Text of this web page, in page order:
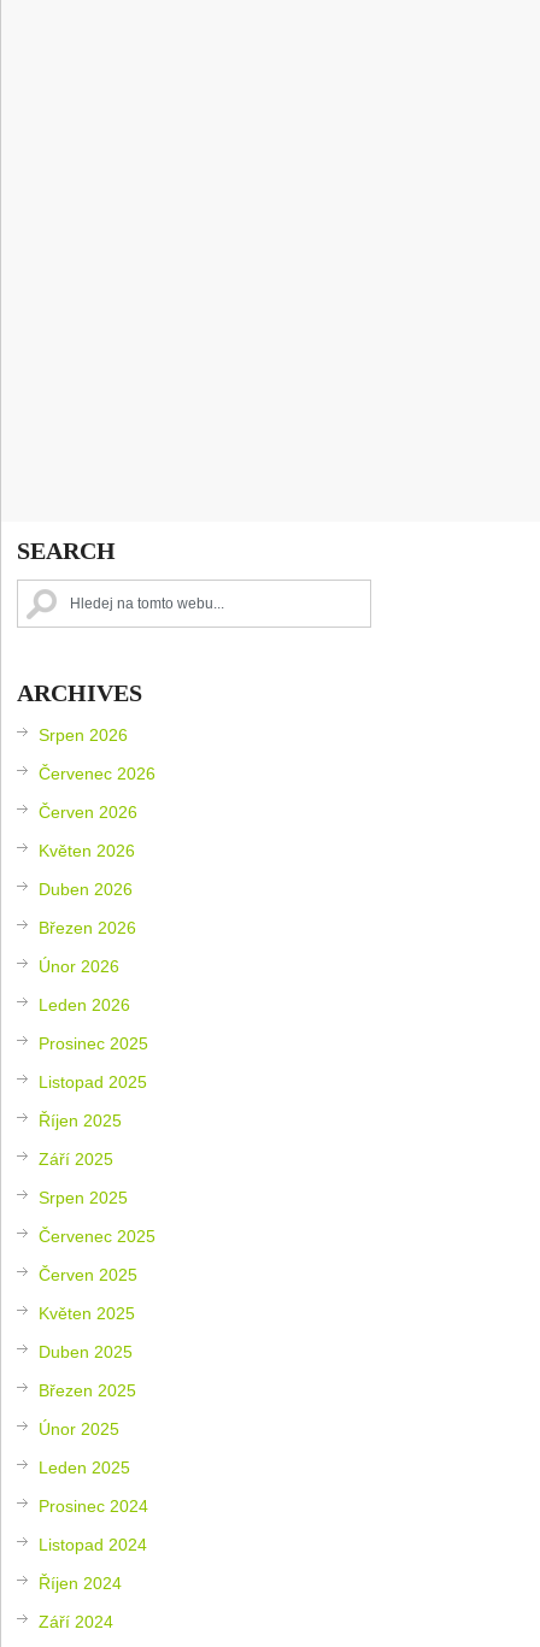
SEARCH
ARCHIVES
Srpen 2026
Červenec 2026
Červen 2026
Květen 2026
Duben 2026
Březen 2026
Únor 2026
Leden 2026
Prosinec 2025
Listopad 2025
Říjen 2025
Září 2025
Srpen 2025
Červenec 2025
Červen 2025
Květen 2025
Duben 2025
Březen 2025
Únor 2025
Leden 2025
Prosinec 2024
Listopad 2024
Říjen 2024
Září 2024